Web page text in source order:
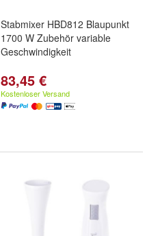
Stabmixer HBD812 Blaupunkt
1700 W Zubehör variable
Geschwindigkeit
83,45 €
Kostenloser Versand